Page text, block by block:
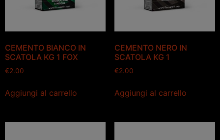
CEMENTO BIANCO IN
SCATOLA KG 1 FOX
€2.00
Aggiungi al carrello
CEMENTO NERO IN
SCATOLA KG 1
€2.00
Aggiungi al carrello